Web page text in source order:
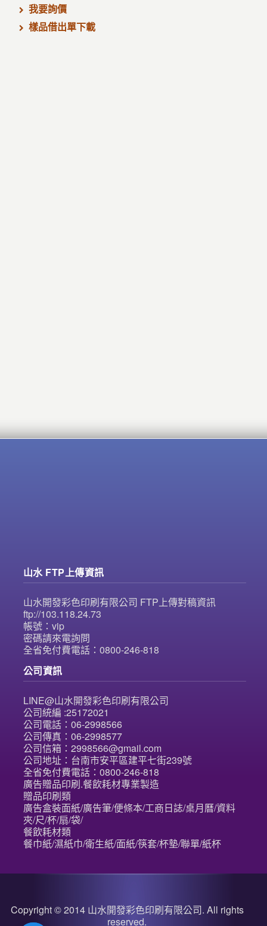
我要詢價
樣品借出單下載
山水 FTP上傳資訊
山水開發彩色印刷有限公司 FTP上傳對稿資訊
ftp://103.118.24.73
帳號：vip
密碼請來電詢問
全省免付費電話：0800-246-818
公司資訊
LINE@山水開發彩色印刷有限公司
公司統編 :25172021
公司電話：06-2998566
公司傳真：06-2998577
公司信箱：2998566@gmail.com
公司地址：台南市安平區建平七街239號
全省免付費電話：0800-246-818
廣告贈品印刷.餐飲耗材專業製造
贈品印刷類
廣告盒裝面紙/廣告筆/便條本/工商日誌/桌月曆/資料
夾/尺/杯/扇/袋/
餐飲耗材類
餐巾紙/濕紙巾/衛生紙/面紙/筷套/杯墊/聯單/紙杯
Copyright © 2014 山水開發彩色印刷有限公司. All rights
reserved.